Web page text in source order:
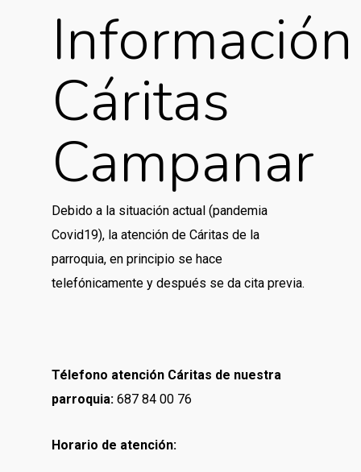
Información
Cáritas
Campanar
Debido a la situación actual (pandemia
Covid19), la atención de Cáritas de la
parroquia, en principio se hace
telefónicamente y después se da cita previa.
Télefono atención Cáritas de nuestra
parroquia: 687 84 00 76
Horario de atención: